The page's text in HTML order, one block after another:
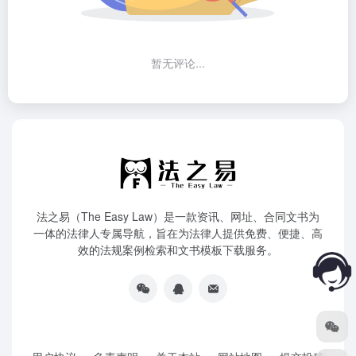
暂无评论...
法之易（The Easy Law）是一款资讯、网址、合同文书为
一体的法律人专属导航，旨在为法律人提供免费、便捷、高
效的法规案例检索和文书模板下载服务。